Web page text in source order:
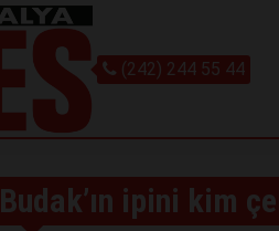
(242) 244 55 44
Budak’ın ipini kim